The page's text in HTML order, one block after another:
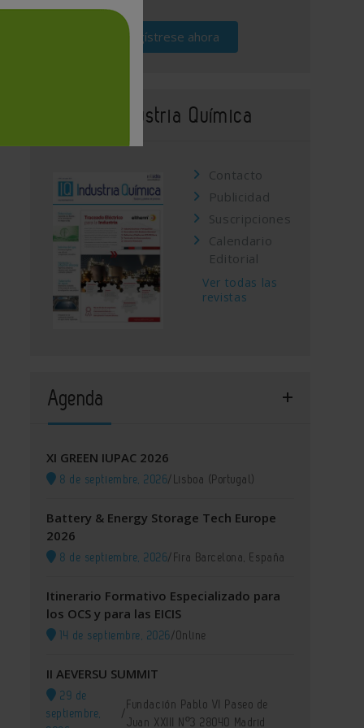
Regístrese ahora
Revista Industria Química
Contacto
Publicidad
Suscripciones
Calendario
Editorial
Ver todas las
revistas
Agenda
XI GREEN IUPAC 2026
8 de septiembre, 2026/Lisboa (Portugal)
Battery & Energy Storage Tech Europe
2026
8 de septiembre, 2026/Fira Barcelona, España
Itinerario Formativo Especializado para
los OCS y para las EICIS
14 de septiembre, 2026/Online
II AEVERSU SUMMIT
29 de
septiembre,
/
Fundación Pablo VI Paseo de
Juan XXIII Nº3 28040 Madrid